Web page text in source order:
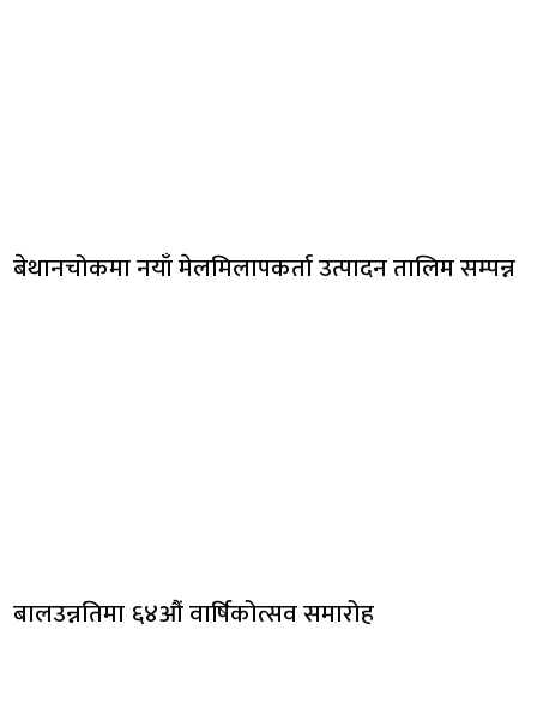
बेथानचोकमा नयाँ मेलमिलापकर्ता उत्पादन तालिम सम्पन्न
बालउन्नतिमा ६४औं वार्षिकोत्सव समारोह